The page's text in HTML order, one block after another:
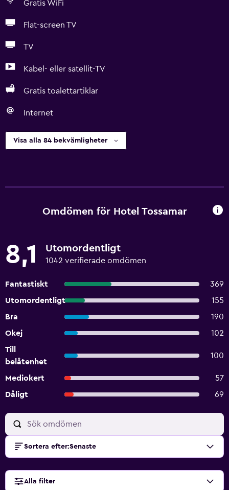
Gratis WiFi
Flat-screen TV
TV
Kabel- eller satellit-TV
Gratis toalettartiklar
Internet
Visa alla 84 bekvämligheter
Omdömen för Hotel Tossamar
8,1 Utomordentligt
1042 verifierade omdömen
Fantastiskt
369
Utomordentligt
155
Bra
190
Okej
102
Till
belåtenhet
100
Mediokert
57
Dåligt
69
Sortera efter:Senaste
Alla filter